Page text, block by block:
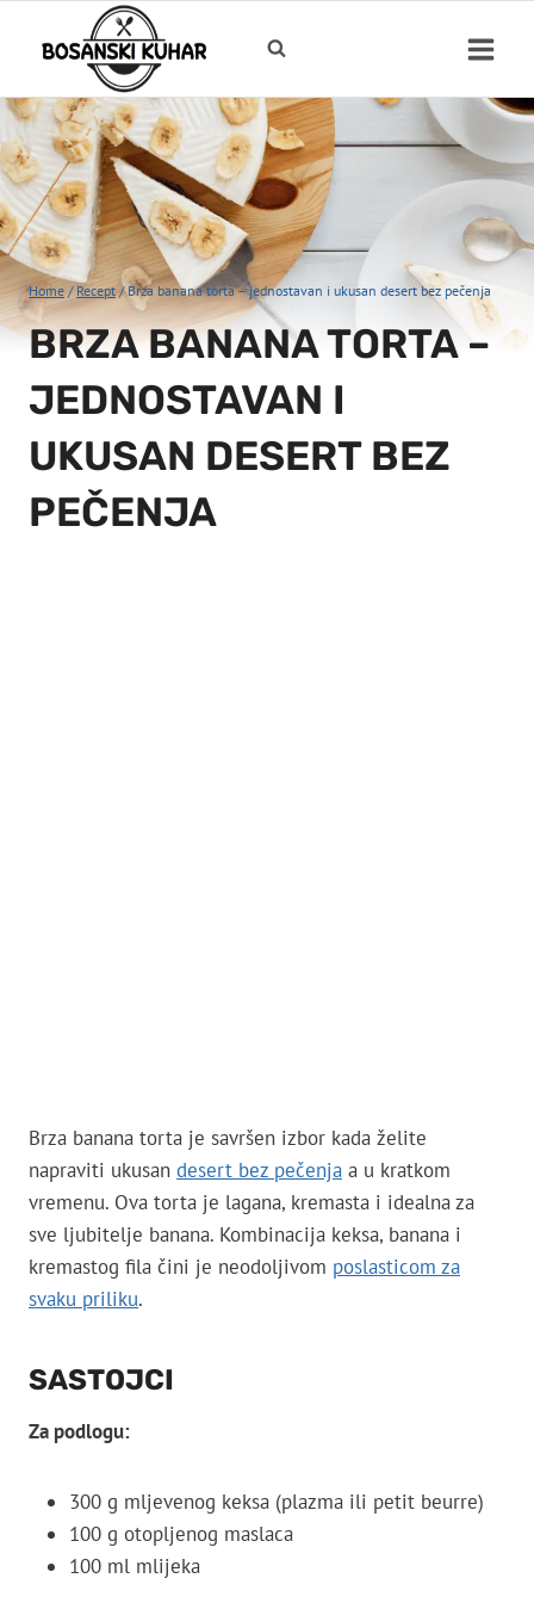
Home / Recept / Brza banana torta – jednostavan i ukusan desert bez pečenja
BRZA BANANA TORTA –
JEDNOSTAVAN I
UKUSAN DESERT BEZ
PEČENJA
Brza banana torta je savršen izbor kada želite
napraviti ukusan desert bez pečenja a u kratkom
vremenu. Ova torta je lagana, kremasta i idealna za
sve ljubitelje banana. Kombinacija keksa, banana i
kremastog fila čini je neodoljivom poslasticom za
svaku priliku.
SASTOJCI
Za podlogu:
300 g mljevenog keksa (plazma ili petit beurre)
100 g otopljenog maslaca
100 ml mlijeka